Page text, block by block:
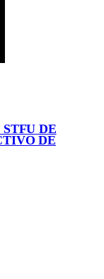
DE
DE